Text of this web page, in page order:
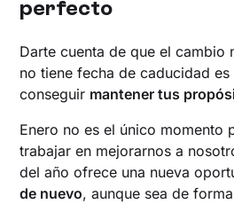
perfecto
Darte cuenta de que el cambio
no tiene fecha de caducidad
conseguir mantener tus
Enero no es el único momento
trabajar en mejorarnos a
del año ofrece una nueva
de nuevo, aunque sea de